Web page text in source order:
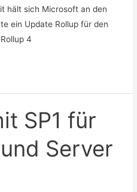
hält sich Microsoft an den
ein Update Rollup für den
4
SP1 für
Server